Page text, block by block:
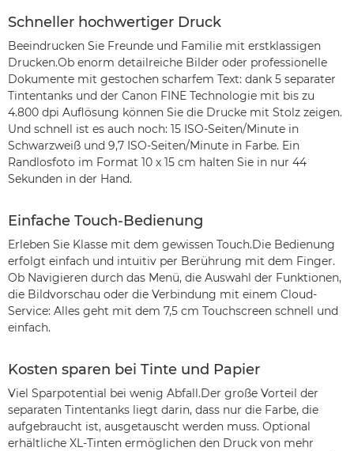
Schneller hochwertiger Druck
Beeindrucken Sie Freunde und Familie mit erstklassigen
Drucken.Ob enorm detailreiche Bilder oder professionelle
Dokumente mit gestochen scharfem Text: dank 5 separater
Tintentanks und der Canon FINE Technologie mit bis zu
4.800 dpi Auflösung können Sie die Drucke mit Stolz zeigen.
Und schnell ist es auch noch: 15 ISO-Seiten/Minute in
Schwarzweiß und 9,7 ISO-Seiten/Minute in Farbe. Ein
Randlosfoto im Format 10 x 15 cm halten Sie in nur 44
Sekunden in der Hand.
Einfache Touch-Bedienung
Erleben Sie Klasse mit dem gewissen Touch.Die Bedienung
erfolgt einfach und intuitiv per Berührung mit dem Finger.
Ob Navigieren durch das Menü, die Auswahl der Funktionen,
die Bildvorschau oder die Verbindung mit einem Cloud-
Service: Alles geht mit dem 7,5 cm Touchscreen schnell und
einfach.
Kosten sparen bei Tinte und Papier
Viel Sparpotential bei wenig Abfall.Der große Vorteil der
separaten Tintentanks liegt darin, dass nur die Farbe, die
aufgebraucht ist, ausgetauscht werden muss. Optional
erhältliche XL-Tinten ermöglichen den Druck von mehr